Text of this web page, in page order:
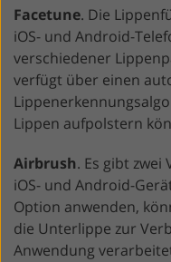
Facetune. Die
iOS- und Android-
verschiedener
verfügt über einen
Lippen aufpolstern
Airbrush. Es gibt
iOS- und Android-
Option anwenden,
die Unterlippe zur
Anwendung